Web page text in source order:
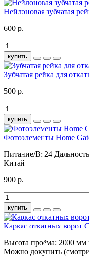
Нейлоновая зубчатая
600 р.
купить
Зубчатая рейка для
500 р.
купить
Фотоэлементы Home
Питание/В: 24
Китай
900 р.
купить
Каркас откатных ворот
Высота проёма: 2000 мм
Можно докупить